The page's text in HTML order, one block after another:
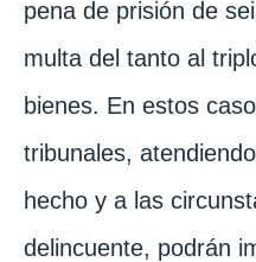
pena de prisión de
multa del tanto al
bienes. En estos
tribunales,
hecho y a las
delincuente, podrán